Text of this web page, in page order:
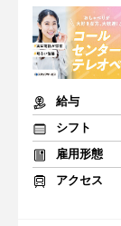
給与
シフト
雇用形態
アクセス